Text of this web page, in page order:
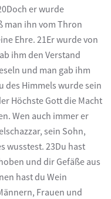
er wurde
man ihn vom Thron
Ehre. 21Er wurde von
ihm den Verstand
und man gab ihm
des Himmels wurde sein
Höchste Gott die Macht
Wen auch immer er
sein Sohn,
wusstest. 23Du hast
und dir Gefäße aus
hast du Wein
Frauen und